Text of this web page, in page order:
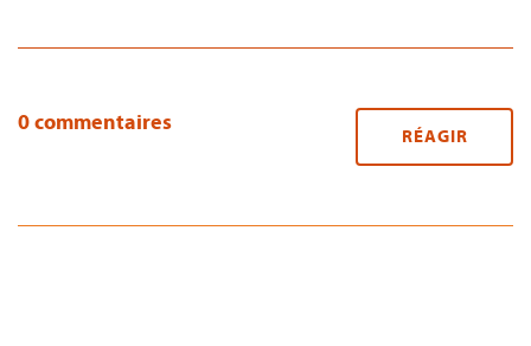
0 commentaires
RÉAGIR